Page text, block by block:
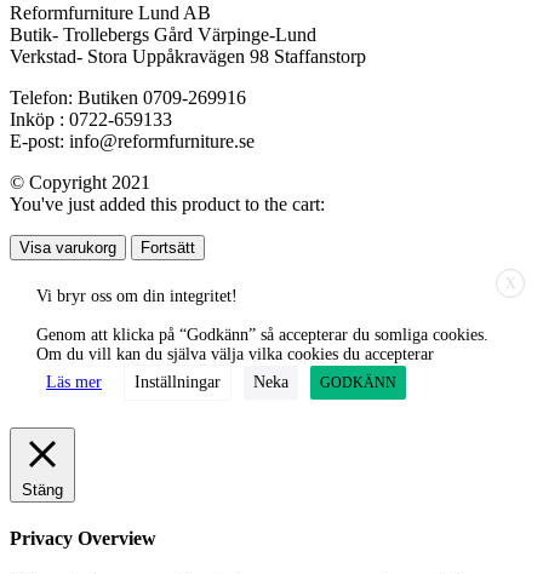
Reformfurniture Lund AB
Butik- Trollebergs Gård Värpinge-Lund
Verkstad- Stora Uppåkravägen 98 Staffanstorp
Telefon: Butiken 0709-269916
Inköp : 0722-659133
E-post: info@reformfurniture.se
© Copyright 2021
You've just added this product to the cart:
Visa varukorg Fortsätt
X
Vi bryr oss om din integritet!
Genom att klicka på “Godkänn” så accepterar du somliga cookies.
Om du vill kan du själva välja vilka cookies du accepterar
Läs mer
Inställningar Neka GODKÄNN
Stäng
Privacy Overview